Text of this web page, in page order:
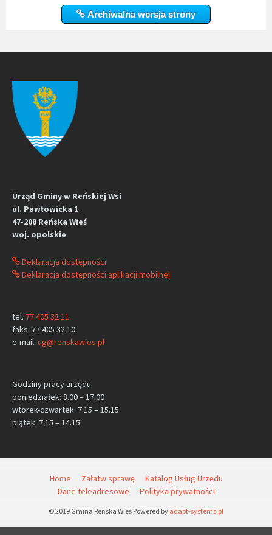
Archiwalna wersja strony
Urząd Gminy w Reńskiej Wsi
ul. Pawłowicka 1
47-208 Reńska Wieś
woj. opolskie
Deklaracja dostępności
Deklaracja dostępności aplikacji mobilnej
tel. 77 405 32 11
faks. 77 405 32 10
e-mail: ug@renskawies.pl
Godziny pracy urzędu:
poniedziałek: 8.00 – 17.00
wtorek-czwartek: 7.15 – 15.15
piątek: 7.15 – 14.15
Home Załatw sprawę
Katalog Usług Urzędu
Dane teleadresowe
Polityka prywatności
© 2019 Gmina Reńska Wieś Powered by adapt-systems.pl